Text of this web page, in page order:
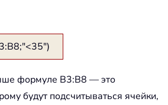
формуле B3:B8 — это
будут подсчитываться ячейки,